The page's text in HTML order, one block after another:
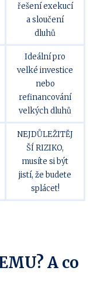
řešení exekucí
a sloučení
dluhů
Ideální pro
velké investice
nebo
refinancování
velkých dluhů
NEJDŮLEŽITĚJ
ŠÍ RIZIKO,
musíte si být
jistí, že budete
splácet!
A co